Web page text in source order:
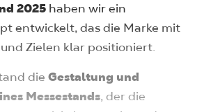
2025haben wir ein
entwickelt, das die Marke mit
Zielen klar positioniert.
die Gestaltung und
Messestands, der die